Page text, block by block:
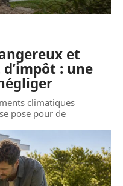
et
: une
climatiques
pose pour de